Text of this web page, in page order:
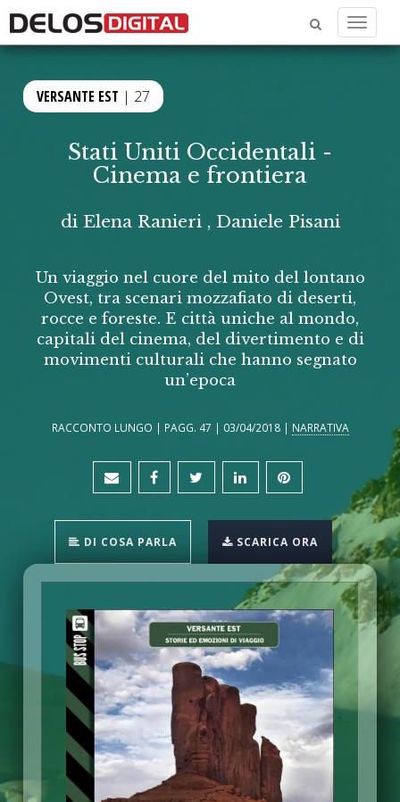
Menu
VERSANTE EST | 27
Stati Uniti Occidentali -
Cinema e frontiera
di Elena Ranieri, Daniele Pisani
Un viaggio nel cuore del mito del lontano
Ovest, tra scenari mozzafiato di deserti,
rocce e foreste. E città uniche al mondo,
capitali del cinema, del divertimento e di
movimenti culturali che hanno segnato
un’epoca
RACCONTO LUNGO | PAGG. 47 | 03/04/2018 | NARRATIVA
DI COSA PARLA SCARICA ORA